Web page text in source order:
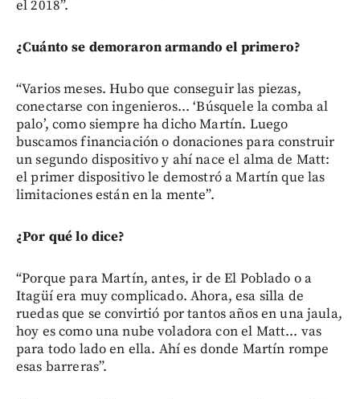
el 2018”.
¿Cuánto se demoraron armando el primero?
“Varios meses. Hubo que conseguir las piezas,
conectarse con ingenieros... ‘Búsquele la comba al
palo’, como siempre ha dicho Martín. Luego
buscamos financiación o donaciones para construir
un segundo dispositivo y ahí nace el alma de Matt:
el primer dispositivo le demostró a Martín que las
limitaciones están en la mente”.
¿Por qué lo dice?
“Porque para Martín, antes, ir de El Poblado o a
Itagüí era muy complicado. Ahora, esa silla de
ruedas que se convirtió por tantos años en una jaula,
hoy es como una nube voladora con el Matt... vas
para todo lado en ella. Ahí es donde Martín rompe
esas barreras”.